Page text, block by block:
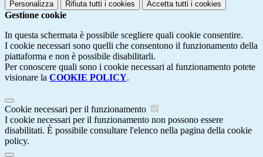
Personalizza Rifiuta tutti i cookies Accetta tutti i cookies
Gestione cookie
In questa schermata è possibile scegliere quali cookie consentire.
I cookie necessari sono quelli che consentono il funzionamento della
piattaforma e non è possibile disabilitarli.
Per conoscere quali sono i cookie necessari al funzionamento potete
visionare la COOKIE POLICY.
Cookie necessari per il funzionamento
I cookie necessari per il funzionamento non possono essere
disabilitati. È possibile consultare l'elenco nella pagina della cookie
policy.